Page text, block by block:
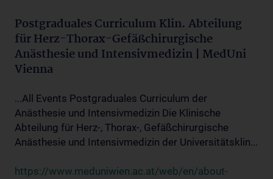
Postgraduales Curriculum Klin. Abteilung
für Herz-Thorax-Gefäßchirurgische
Anästhesie und Intensivmedizin | MedUni
Vienna
...All Events Postgraduales Curriculum der
Anästhesie und Intensivmedizin Die Klinische
Abteilung für Herz-, Thorax-, Gefäßchirurgische
Anästhesie und Intensivmedizin der Universitätsklin...
https://www.meduniwien.ac.at/web/en/about-